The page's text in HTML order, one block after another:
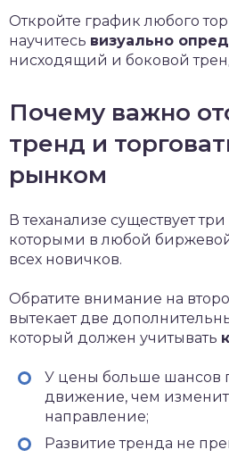
Откройте график любого
научитесь визуально
нисходящий и боковой
Почему важно
тренд и
рынком
В теханализе существует
которыми в любой
всех новичков.
Обратите внимание на
вытекает две
который должен учитывать
У цены больше шансов
движение, чем
направление;
Развитие тренда не